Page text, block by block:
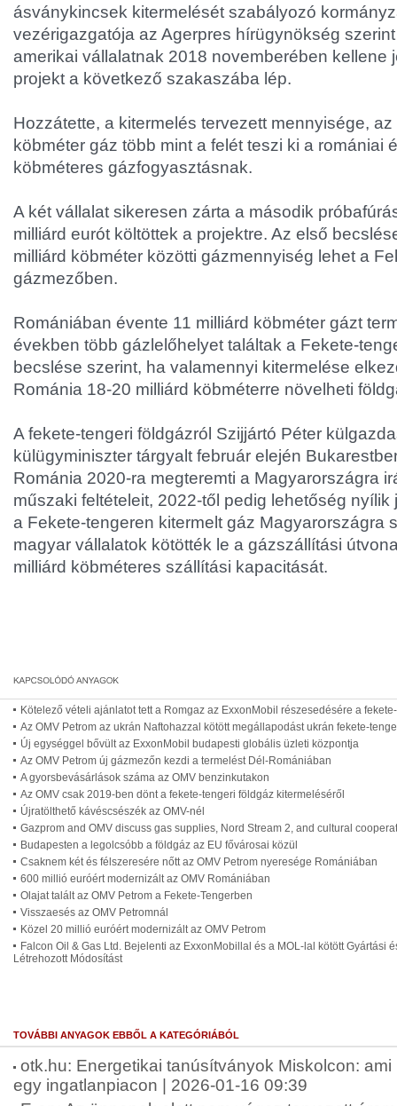
ásványkincsek kitermelését szabályozó
vezérigazgatója az Agerpres hírügynökség
amerikai vállalatnak 2018 novemberében kellene
projekt a következő szakaszába lép.
Hozzátette, a kitermelés tervezett mennyisége, az
köbméter gáz több mint a felét teszi ki a romániai
köbméteres gázfogyasztásnak.
A két vállalat sikeresen zárta a második
milliárd eurót költöttek a projektre. Az első
milliárd köbméter közötti gázmennyiség lehet a
gázmezőben.
Romániában évente 11 milliárd köbméter gázt
években több gázlelőhelyet találtak a Fekete-
becslése szerint, ha valamennyi kitermelése
Románia 18-20 milliárd köbméterre növelheti
A fekete-tengeri földgázról Szijjártó Péter
külügyminiszter tárgyalt február elején
Románia 2020-ra megteremti a Magyarországra
műszaki feltételeit, 2022-től pedig lehetőség
a Fekete-tengeren kitermelt gáz Magyarországra
magyar vállalatok kötötték le a gázszállítási
milliárd köbméteres szállítási kapacitását.
Kötelező vételi ajánlatot tett a Romgaz az ExxonMobil részesedésére a
Az OMV Petrom az ukrán Naftohazzal kötött megállapodást ukrán fekete-
Új egységgel bővült az ExxonMobil budapesti globális üzleti központja
Az OMV Petrom új gázmezőn kezdi a termelést Dél-Romániában
A gyorsbevásárlások száma az OMV benzinkutakon
Az OMV csak 2019-ben dönt a fekete-tengeri földgáz kitermeléséről
Újratölthető kávéscsészék az OMV-nél
Gazprom and OMV discuss gas supplies, Nord Stream 2, and cultural
Budapesten a legolcsóbb a földgáz az EU fővárosai közül
Csaknem két és félszeresére nőtt az OMV Petrom nyeresége Romániában
600 millió euróért modernizált az OMV Romániában
Olajat talált az OMV Petrom a Fekete-Tengerben
Visszaesés az OMV Petromnál
Közel 20 millió euróért modernizált az OMV Petrom
Falcon Oil & Gas Ltd. Bejelenti az ExxonMobillal és a MOL-lal kötött Gyártási
Létrehozott Módosítást
TOVÁBBI ANYAGOK EBBŐL A KATEGÓRIÁBÓL
otk.hu: Energetikai tanúsítványok Miskolcon:
egy ingatlanpiacon | 2026-01-16 09:39